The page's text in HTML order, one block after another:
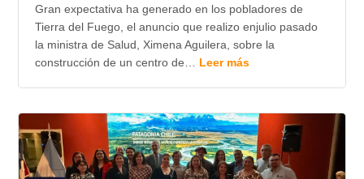
Gran expectativa ha generado en los pobladores de
Tierra del Fuego, el anuncio que realizo enjulio pasado
la ministra de Salud, Ximena Aguilera, sobre la
construcción de un centro de… Leer más